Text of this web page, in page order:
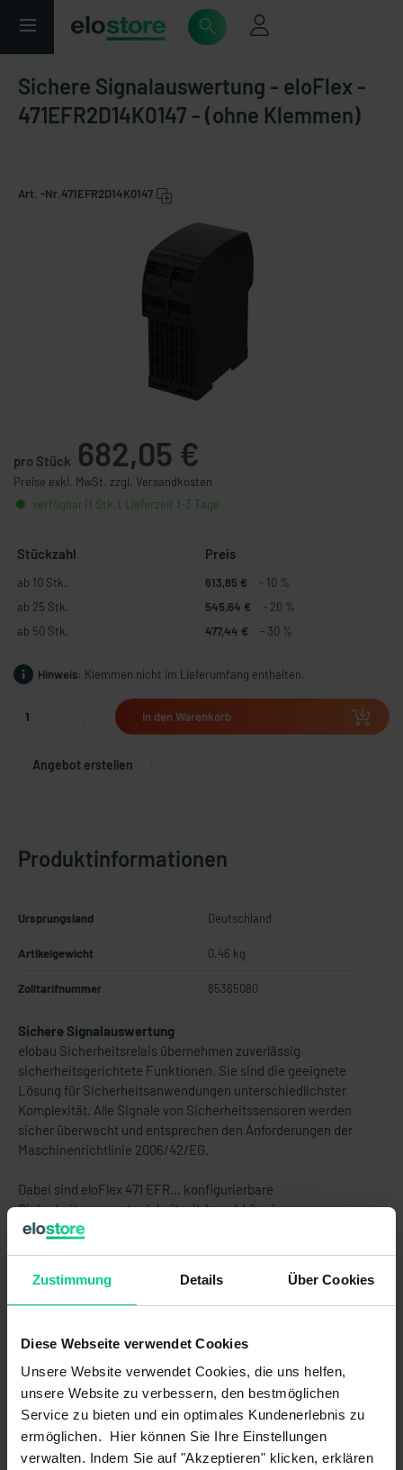
Zustimmung Details Über Cookies
Diese Webseite verwendet Cookies
Unsere Website verwendet Cookies, die uns helfen,
unsere Website zu verbessern, den bestmöglichen
Service zu bieten und ein optimales Kundenerlebnis zu
ermöglichen. Hier können Sie Ihre Einstellungen
verwalten. Indem Sie auf "Akzeptieren" klicken, erklären
Sichere Signalauswertung - eloFlex -
471EFR2D14K0147 - (ohne Klemmen)
Art. -Nr. 471EFR2D14K0147
pro Stück 682,05 €
Preise exkl. MwSt. zzgl. Versandkosten
verfügbar (1 Stk.), Lieferzeit 1-3 Tage
Stückzahl Preis
ab 10 Stk. 613,85 €
- 10 %
ab 25 Stk.
545,64 €
- 20 %
ab 50 Stk.
477,44 € - 30 %
Hinweis: Klemmen nicht im Lieferumfang enthalten.
In den Warenkorb
Angebot erstellen
Produktinformationen
Ursprungsland Deutschland
Artikelgewicht 0.46 kg
Zolltarifnummer 85365080
Sichere Signalauswertung
elobau Sicherheitsrelais übernehmen zuverlässig
sicherheitsgerichtete Funktionen. Sie sind die geeignete
Lösung für Sicherheitsanwendungen unterschiedlichster
Komplexität. Alle Signale von Sicherheitssensoren werden
sicher überwacht und entsprechen den Anforderungen der
Maschinenrichtlinie 2006/42/EG.
Dabei sind eloFlex 471 EFR… konfigurierbare
Sicherheitsauswerteeinheit mit 4 unabhängigen
Sicherheitseingängen (2-kanalig) und bis zu 4
Die internen Logikverknüpfungen sind bereits
vorkonfiguriert.
ACHTUNG:Dieses Produkt wird OHNE Standardklemmen
verkauft. Diese müssen separat gekauft werden (Art.Nr.
878598VPE4).
Produktmerkmale